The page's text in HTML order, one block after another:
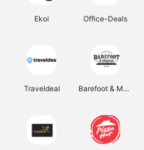
Ekoi Office-Deals
Traveldeal Barefoot & More